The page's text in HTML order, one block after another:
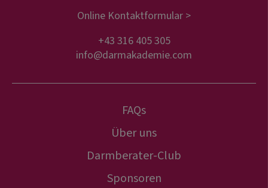
Online Kontaktformular >
+43 316 405 305
info@darmakademie.com
FAQs
Über uns
Darmberater-Club
Sponsoren